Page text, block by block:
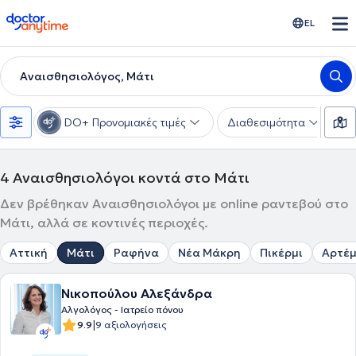
doctoranytime EL
Αναισθησιολόγος, Μάτι
DO+ Προνομιακές τιμές Διαθεσιμότητα
4 Αναισθησιολόγοι κοντά στο Μάτι
Δεν βρέθηκαν Αναισθησιολόγοι με online ραντεβού στο
Μάτι, αλλά σε κοντινές περιοχές.
Αττική Μάτι Ραφήνα Νέα Μάκρη Πικέρμι
Νικοπούλου Αλεξάνδρα
Αλγολόγος - Ιατρείο πόνου
9.9|9 αξιολογήσεις